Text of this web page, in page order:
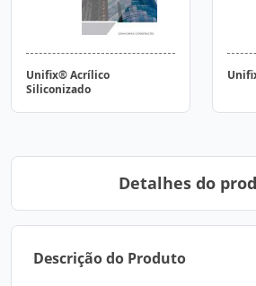
Unifix® Acrílico
Siliconizado
Detalhes do
Descrição do Produto